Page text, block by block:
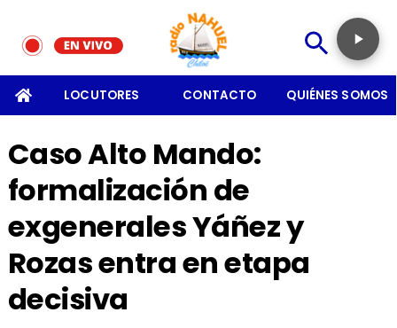
LOCUTORES CONTACTO QUIÉNES SOMOS
Caso Alto Mando:
formalización de
exgenerales Yáñez y
Rozas entra en etapa
decisiva